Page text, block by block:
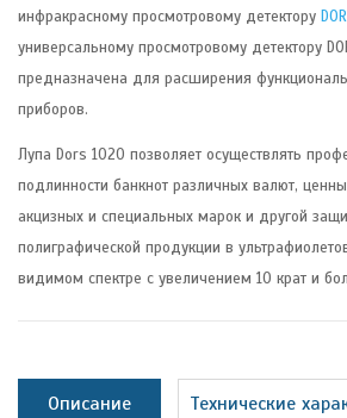
инфракрасному просмотровому детектору
универсальному просмотровому детектору
предназначена для расширения
приборов.
Лупа Dors 1020 позволяет осуществлять
подлинности банкнот различных валют,
акцизных и специальных марок и другой
полиграфической продукции в
видимом спектре с увеличением 10 крат и
Описание Технические